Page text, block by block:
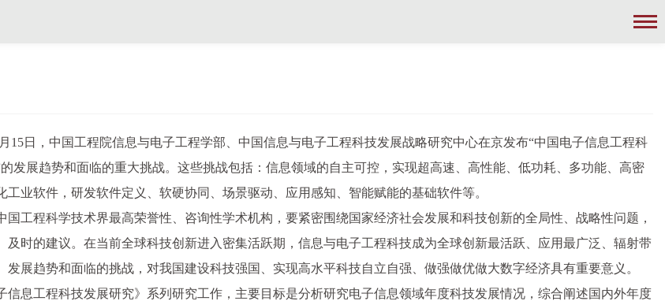
15日，中国工程院信息与电子工程学部、中国信息与电子工程科技发展战略研究中心在京发布“中国电子信息工程科
发展趋势和面临的重大挑战。这些挑战包括：信息领域的自主可控，实现超高速、高性能、低功耗、多功能、高密
业软件，研发软件定义、软硬协同、场景驱动、应用感知、智能赋能的基础软件等。
工程科学技术界最高荣誉性、咨询性学术机构，要紧密围绕国家经济社会发展和科技创新的全局性、战略性问题，
时的建议。在当前全球科技创新进入密集活跃期，信息与电子工程科技成为全球创新最活跃、应用最广泛、辐射带
展趋势和面临的挑战，对我国建设科技强国、实现高水平科技自立自强、做强做优做大数字经济具有重要意义。
息工程科技发展研究》系列研究工作，主要目标是分析研究电子信息领域年度科技发展情况，综合阐述国内外年度